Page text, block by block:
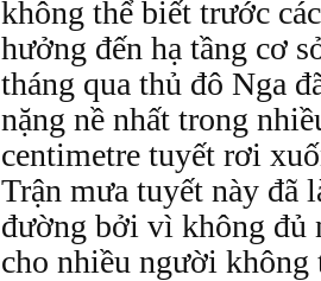
không thể biết trước
hưởng đến hạ tầng cơ
tháng qua thủ đô Nga
nặng nề nhất trong
centimetre tuyết rơi
Trận mưa tuyết này đã
đường bởi vì không đủ
cho nhiều người không